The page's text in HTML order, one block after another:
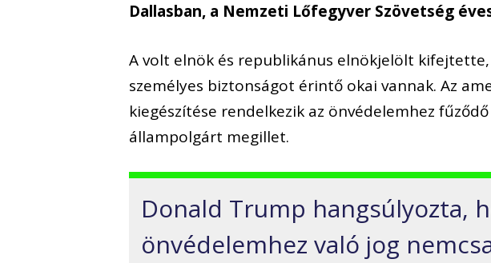
Dallasban, a Nemzeti Lőfegyver Szövetség
A volt elnök és republikánus elnökjelölt
személyes biztonságot érintő okai vannak. Az
kiegészítése rendelkezik az önvédelemhez
állampolgárt megillet.
Donald Trump hangsúlyozta,
önvédelemhez való jog